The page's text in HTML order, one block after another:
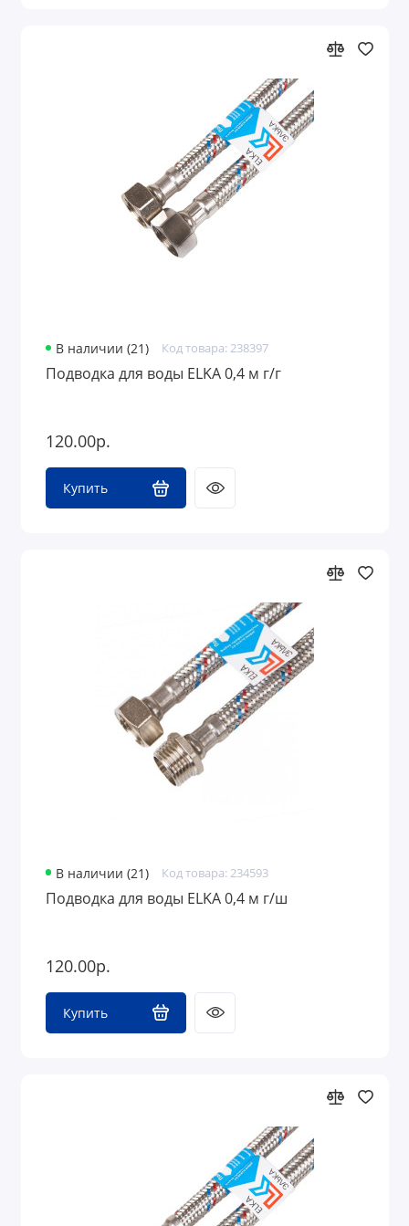
В наличии (21) Код товара: 238397
Подводка для воды ELKA 0,4 м г/г
120.00р.
Купить
В наличии (21) Код товара: 234593
Подводка для воды ELKA 0,4 м г/ш
120.00р.
Купить